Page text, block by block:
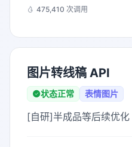
475,410 次调用
图片转线稿 API
状态正常 表情图片
[自研]半成品等后续优化